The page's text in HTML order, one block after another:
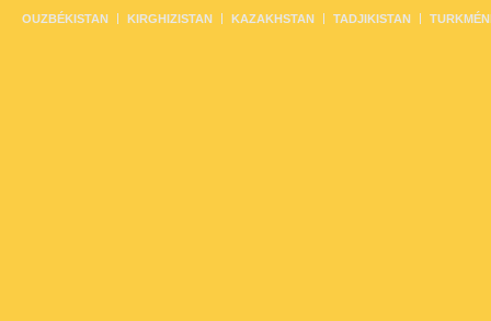
OUZBÉKISTAN KIRGHIZISTAN KAZAKHSTAN TADJIKISTAN